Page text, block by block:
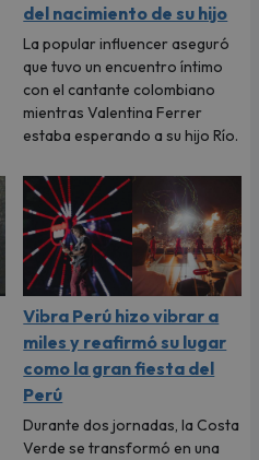
del nacimiento de su hijo
La popular influencer aseguró
que tuvo un encuentro íntimo
con el cantante colombiano
mientras Valentina Ferrer
estaba esperando a su hijo Río.
Vibra Perú hizo vibrar a
miles y reafirmó su lugar
como la gran fiesta del
Perú
Durante dos jornadas, la Costa
Verde se transformó en una